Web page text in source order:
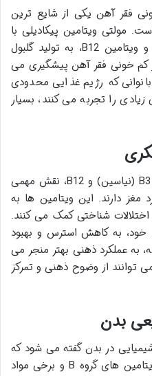
فقر آهن یکی از شایع ترین
مولتی ویتامین پیکادیلی با
داشتن آهن و فولیک اسید (B9) و ویتامین B12، به تولید گلبول
کم خونی فقر آهن پیشگیری می
که رژیم غذایی محدودی
زیادی را تجربه می کنند، بسیار
ویتامین های گروه B، به خصوص B3 (نیاسین) و B12، نقش مهمی
دارند. این ویتامین ها به
شناختی کمک می کنند.
خود، به کاهش استرس و بهبود
به عملکرد ذهنی بهتر منجر می
توانند از وضوح ذهنی و تمرکز
بدن
در بدن گفته می شود که
غذا را به انرژی تبدیل می کنند. ویتامین های گروه B و برخی مواد